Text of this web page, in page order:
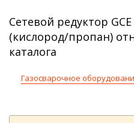
Сетевой редуктор
(кислород/пропан)
каталога
Газосварочное